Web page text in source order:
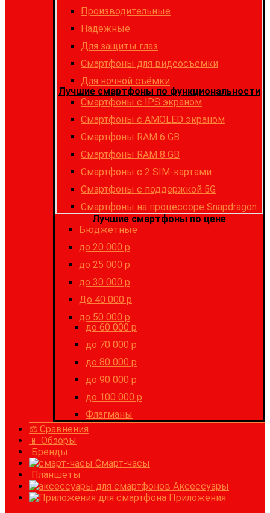
Производительные
Надёжные
Для защиты глаз
Смартфоны для видеосъемки
Для ночной съёмки
Лучшие смартфоны по функциональности
Смартфоны с IPS экраном
Смартфоны c AMOLED экраном
Смартфоны RAM 6 GB
Смартфоны RAM 8 GB
Cмартфоны с 2 SIM-картами
Cмартфоны с поддержкой 5G
Смартфоны на процессоре Snapdragon
Лучшие смартфоны по цене
Бюджетные
до 20 000 р
до 25 000 р
до 30 000 р
До 40 000 р
до 50 000 р
до 60 000 р
до 70 000 р
до 80 000 р
до 90 000 р
до 100 000 р
Флагманы
⚖ Сравнения
📱 Обзоры
Бренды
Смарт-часы
Планшеты
Аксессуары
Приложения